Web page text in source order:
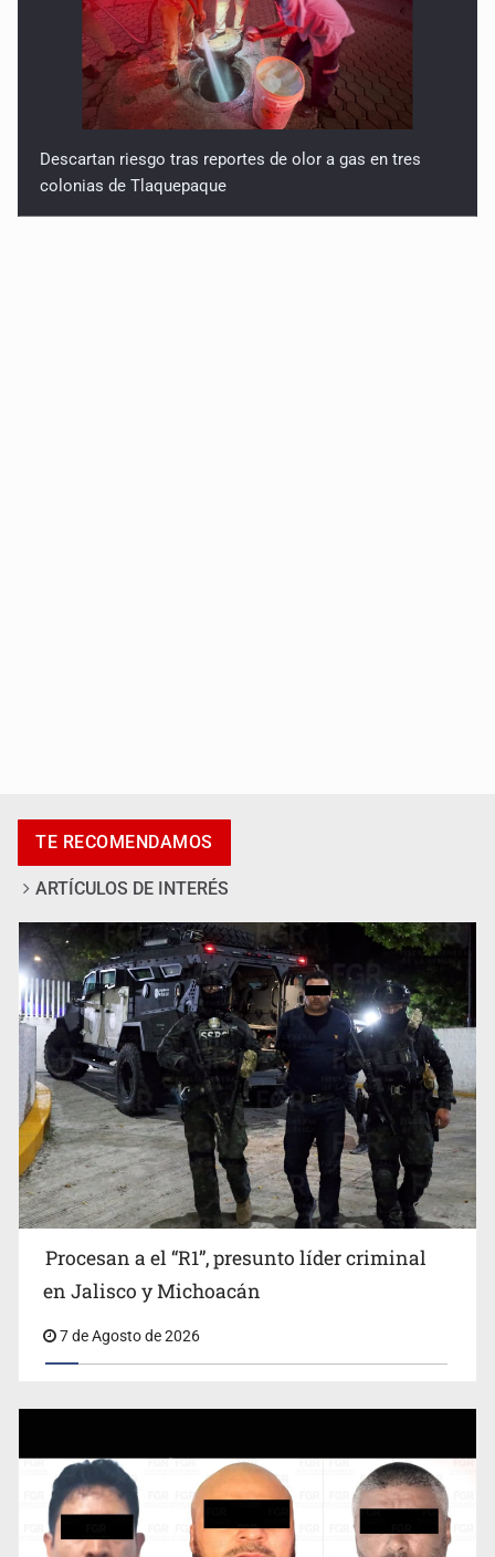
Descartan riesgo tras reportes de olor a gas en tres
colonias de Tlaquepaque
UdeG convierte residuos de agave en biotextil
Fiscalía exhuma 126 cuerpos de 32 fosas
TE RECOMENDAMOS
ARTÍCULOS DE INTERÉS
Procesan a el “R1”, presunto líder criminal
en Jalisco y Michoacán
7 de Agosto de 2026